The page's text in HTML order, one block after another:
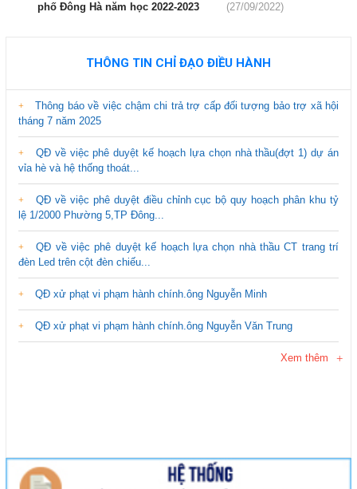
phố Đông Hà năm học 2022-2023
(27/09/2022)
THÔNG TIN CHỈ ĐẠO ĐIỀU HÀNH
Thông báo về việc chậm chi trả trợ cấp đối tượng bảo trợ xã hội
tháng 7 năm 2025
QĐ về việc phê duyệt kế hoạch lựa chọn nhà thầu(đợt 1) dự án
vỉa hè và hệ thống thoát...
QĐ về việc phê duyệt điều chỉnh cục bộ quy hoạch phân khu tỷ
lệ 1/2000 Phường 5,TP Đông...
QĐ về việc phê duyệt kế hoạch lựa chọn nhà thầu CT trang trí
đèn Led trên cột đèn chiếu...
QĐ xử phạt vi phạm hành chính.ông Nguyễn Minh
QĐ xử phạt vi phạm hành chính.ông Nguyễn Văn Trung
Xem thêm